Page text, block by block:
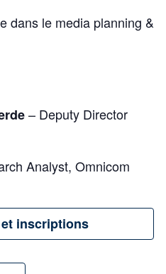
dans le media planning &
– Deputy Director
Analyst, Omnicom
inscriptions